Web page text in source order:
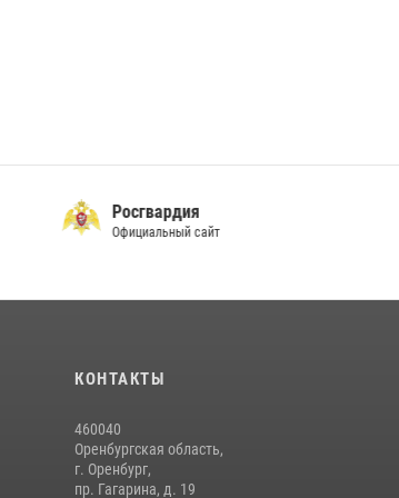
Росгвардия
Официальный сайт
КОНТАКТЫ
460040
Оренбургская область,
г. Оренбург,
пр. Гагарина, д. 19